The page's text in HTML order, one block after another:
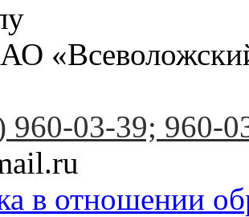
960-03-39; 960-
в отношении